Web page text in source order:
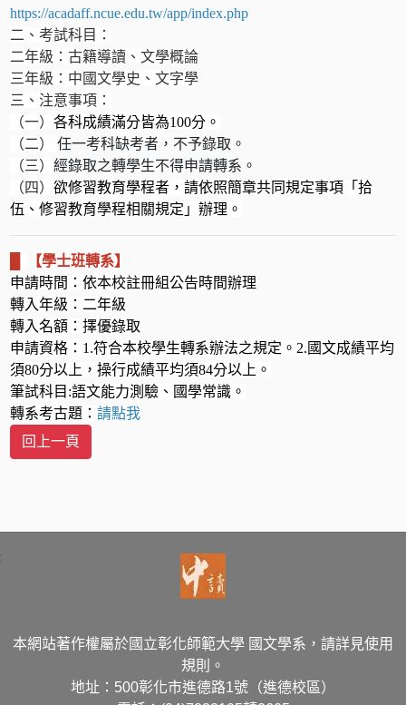
https://acadaff.ncue.edu.tw/app/index.php
二、考試科目：
二年級：古籍導讀、文學概論
三年級：中國文學史、文字學
三、注意事項：
（一）各科成績滿分皆為100分。
（二）任一考科缺考者，不予錄取。
（三）經錄取之轉學生不得申請轉系。
（四）欲修習教育學程者，請依照簡章共同規定事項「拾
伍、修習教育學程相關規定」辦理。
【學士班轉系】
申請時間：依本校註冊組公告時間辦理
轉入年級：二年級
轉入名額：擇優錄取
申請資格：1.符合本校學生轉系辦法之規定。2.國文成績平均
須80分以上，操行成績平均須84分以上。
筆試科目:語文能力測驗、國學常識。
轉系考古題：請點我
本網站著作權屬於國立彰化師範大學 國文學系，請詳見使用
規則。
地址：500彰化市進德路1號（進德校區）